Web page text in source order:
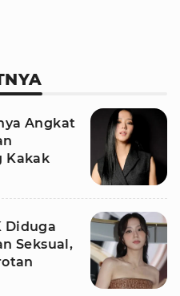
Angkat
Kakak
Diduga
Seksual,